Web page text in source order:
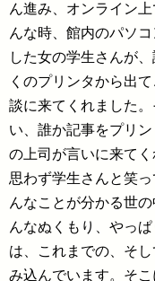
ん進み、オンライン
んな時、館内のパソ
した女の学生さんが
くのプリンタから出
談に来てくれました
い、誰か記事をプリ
の上司が言いに来て
思わず学生さんと笑
んなことが分かる世
んなぬくもり、やっ
は、これまでの、そ
み込んでいます。そ